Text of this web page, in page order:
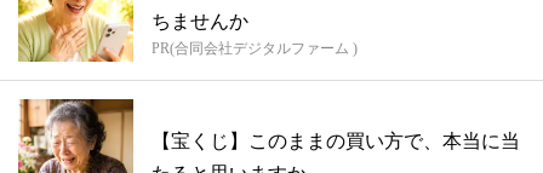
ちませんか
PR(合同会社デジタルファーム )
【宝くじ】このままの買い方で、本当に当